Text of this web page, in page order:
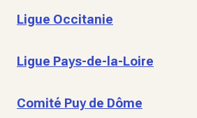
Ligue Occitanie
Ligue Pays-de-la-Loire
Comité Puy de Dôme